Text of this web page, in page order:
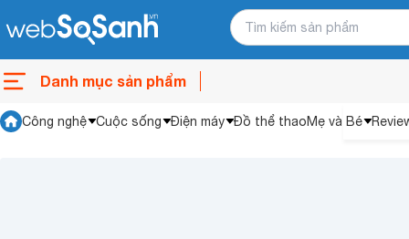
Danh mục sản phẩm
Công nghệ Cuộc sống Điện máy Đồ thể thaoMẹ và Bé